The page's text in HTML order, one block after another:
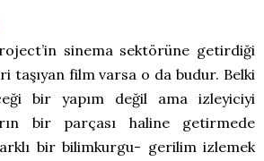
sinema sektörüne getirdiği
taşıyan film varsa o da budur. Belki
bir yapım değil ama izleyiciyi
bir parçası haline getirmede
bir bilimkurgu- gerilim izlemek